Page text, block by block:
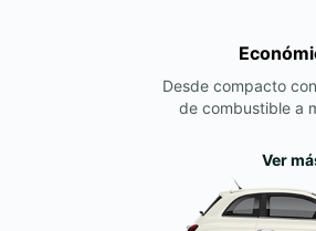
Desde compacto
de combustible a
Ver